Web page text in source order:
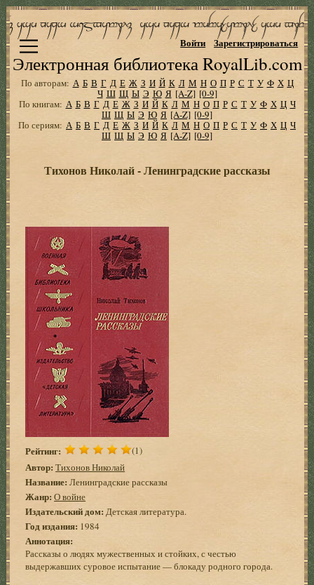
Электронная библиотека RoyalLib.com
Войти Зарегистрироваться
По авторам: А Б В Г Д Е Ж З И Й К Л М Н О П Р С Т У Ф Х Ц
Ч Ш Щ Ы Э Ю Я [A-Z] [0-9]
По книгам: А Б В Г Д Е Ж З И Й К Л М Н О П Р С Т У Ф Х Ц Ч
Ш Щ Ы Э Ю Я [A-Z] [0-9]
По сериям: А Б В Г Д Е Ж З И Й К Л М Н О П Р С Т У Ф Х Ц Ч
Ш Щ Ы Э Ю Я [A-Z] [0-9]
Тихонов Николай - Ленинградские рассказы
Рейтинг: (1)
Автор: Тихонов Николай
Название: Ленинградские рассказы
Жанр: О войне
Издательский дом: Детская литература.
Год издания: 1984
Аннотация:
Рассказы о людях мужественных и стойких, с честью
выдержавших суровое испытание — блокаду родного города.